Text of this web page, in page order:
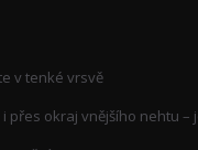
tenké vrsvě
okraj vnějšího nehtu –